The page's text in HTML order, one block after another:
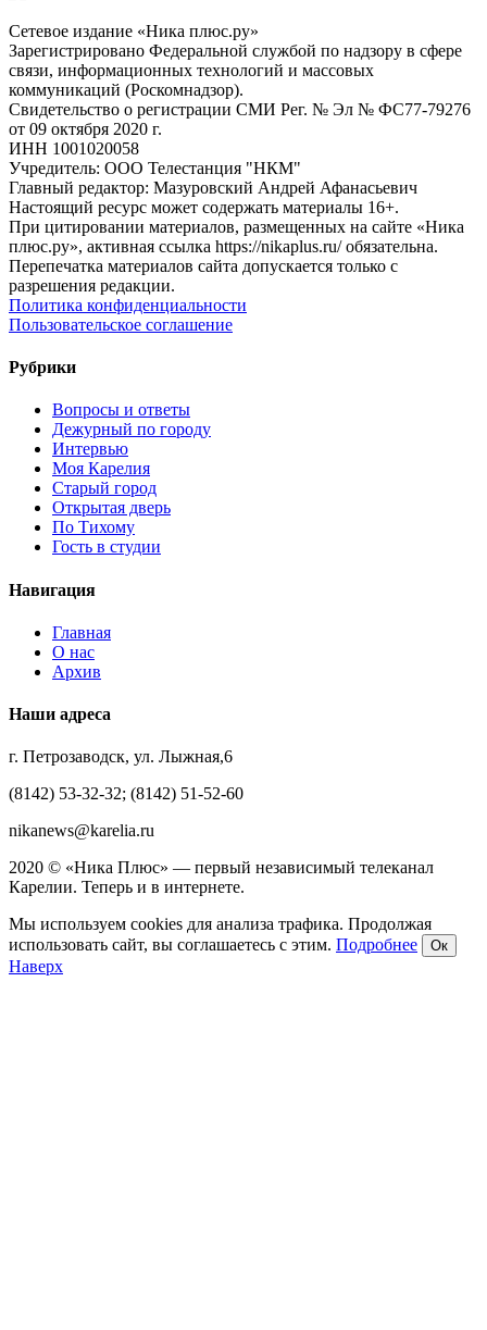
Сетевое издание «Ника плюс.ру»
Зарегистрировано Федеральной службой по надзору в сфере
связи, информационных технологий и массовых
коммуникаций (Роскомнадзор).
Свидетельство о регистрации СМИ Рег. № Эл № ФС77-79276
от 09 октября 2020 г.
ИНН 1001020058
Учредитель: ООО Телестанция "НКМ"
Главный редактор: Мазуровский Андрей Афанасьевич
Настоящий ресурс может содержать материалы 16+.
При цитировании материалов, размещенных на сайте «Ника
плюс.ру», активная ссылка https://nikaplus.ru/ обязательна.
Перепечатка материалов сайта допускается только с
разрешения редакции.
Политика конфиденциальности
Пользовательское соглашение
Рубрики
Вопросы и ответы
Дежурный по городу
Интервью
Моя Карелия
Старый город
Открытая дверь
По Тихому
Гость в студии
Навигация
Главная
О нас
Архив
Наши адреса
г. Петрозаводск, ул. Лыжная,6
(8142) 53-32-32; (8142) 51-52-60
nikanews@karelia.ru
2020 © «Ника Плюс» — первый независимый телеканал
Карелии. Теперь и в интернете.
Мы используем cookies для анализа трафика. Продолжая
использовать сайт, вы соглашаетесь с этим. Подробнее Ок
Наверх